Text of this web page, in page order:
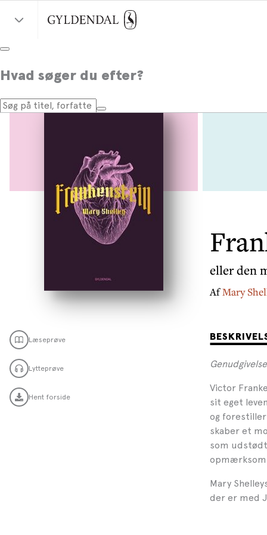
Hvad søger du efter?
eller den
AfMary
Læseprøve
Lytteprøve
Hent forside
Victor
sit eget
og forestiller
skaber et
som udstødt
Mary
der er med